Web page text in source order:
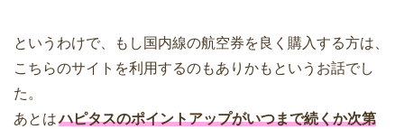
というわけで、もし国内線の航空券を良く購入する方は、
こちらのサイトを利用するのもありかもというお話でし
た。
あとはハピタスのポイントアップがいつまで続くか次第